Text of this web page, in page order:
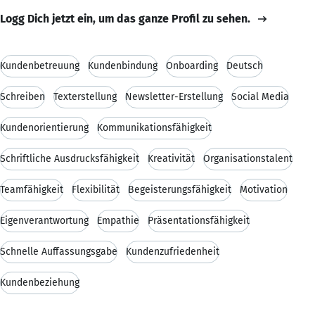
Logg Dich jetzt ein, um das ganze Profil zu sehen.
Kundenbetreuung Kundenbindung Onboarding Deutsch
Schreiben Texterstellung Newsletter-Erstellung Social Media
Kundenorientierung Kommunikationsfähigkeit
Schriftliche Ausdrucksfähigkeit Kreativität Organisationstalent
Teamfähigkeit Flexibilität Begeisterungsfähigkeit Motivation
Eigenverantwortung Empathie Präsentationsfähigkeit
Schnelle Auffassungsgabe Kundenzufriedenheit
Kundenbeziehung